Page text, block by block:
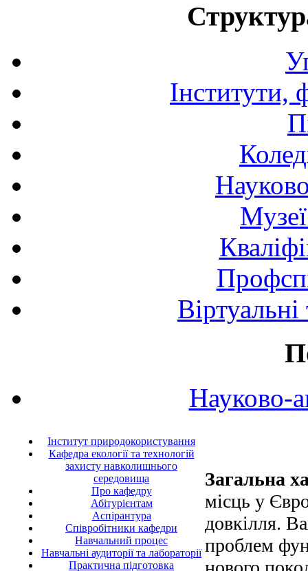
Інститути,
Науково-
Інститут природокористування
Кафедра екології та технологій
захисту навколишнього
середовища
Про кафедру
Абітурієнтам
Аспірантура
Співробітники кафедри
Навчальний процес
Навчальні аудиторії та лабораторії
Практична підготовка
Загальна
місць у
довкілля.
проблем